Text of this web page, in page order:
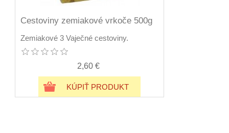
Cestoviny zemiakové vrkoče 500g
Zemiakové 3 Vaječné cestoviny.
2,60 €
KÚPIŤ PRODUKT